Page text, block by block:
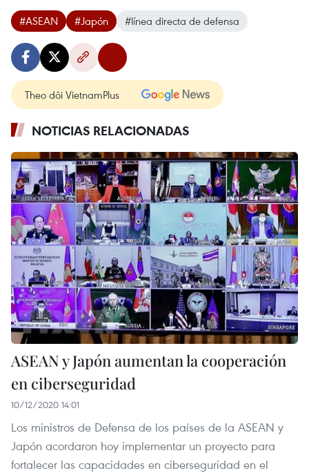
#ASEAN #Japón #línea directa de defensa
Theo dõi VietnamPlus
NOTICIAS RELACIONADAS
ASEAN y Japón aumentan la cooperación
en ciberseguridad
10/12/2020 14:01
Los ministros de Defensa de los países de la ASEAN y
Japón acordaron hoy implementar un proyecto para
fortalecer las capacidades en ciberseguridad en el